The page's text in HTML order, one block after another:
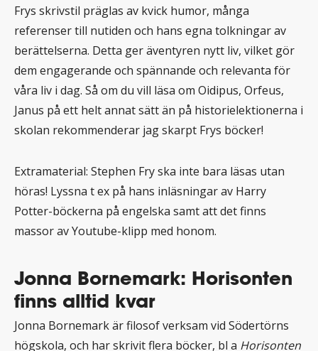
Frys skrivstil präglas av kvick humor, många
referenser till nutiden och hans egna tolkningar av
berättelserna. Detta ger äventyren nytt liv, vilket gör
dem engagerande och spännande och relevanta för
våra liv i dag. Så om du vill läsa om Oidipus, Orfeus,
Janus på ett helt annat sätt än på historielektionerna i
skolan rekommenderar jag skarpt Frys böcker!
Extramaterial: Stephen Fry ska inte bara läsas utan
höras! Lyssna t ex på hans inläsningar av Harry
Potter-böckerna på engelska samt att det finns
massor av Youtube-klipp med honom.
Jonna Bornemark: Horisonten
finns alltid kvar
Jonna Bornemark är filosof verksam vid Södertörns
högskola, och har skrivit flera böcker, bl a Horisonten